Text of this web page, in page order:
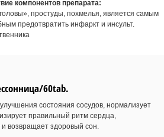
компонентов препарата:
простуды, похмелья, является самым
предотвратить инфаркт и инсульт.
60tab.
состояния сосудов, нормализует
правильный ритм сердца,
возвращает здоровый сон.